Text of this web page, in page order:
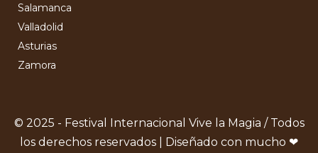
Salamanca
Valladolid
Asturias
Zamora
© 2025 - Festival Internacional Vive la Magia / Todos
los derechos reservados | Diseñado con mucho ❤